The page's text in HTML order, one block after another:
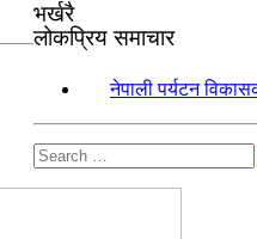
भर्खरै
लोकप्रिय समाचार
नेपाली पर्यटन